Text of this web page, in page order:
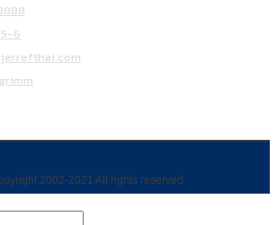
6
2002-2021 All rights reserved